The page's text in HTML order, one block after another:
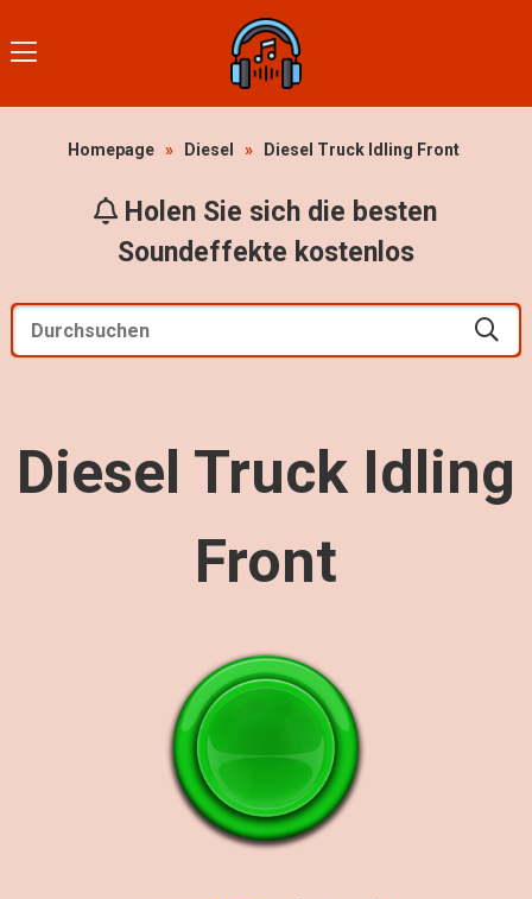
Homepage » Diesel » Diesel Truck Idling Front
Holen Sie sich die besten
Soundeffekte kostenlos
Diesel Truck Idling
Front